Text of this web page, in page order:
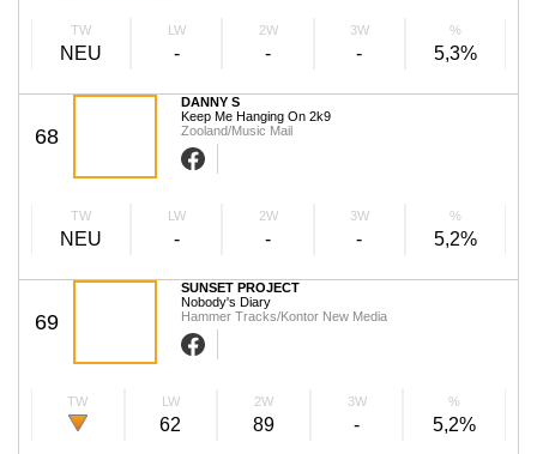
TW
NEU
LW
-
2W
-
3W
-
%
5,3%
68
DANNY S
Keep Me Hanging On 2k9
Zooland/Music Mail
TW
NEU
LW
-
2W
-
3W
-
%
5,2%
69
SUNSET PROJECT
Nobody's Diary
Hammer Tracks/Kontor New Media
TW LW
62
2W
89
3W
-
%
5,2%